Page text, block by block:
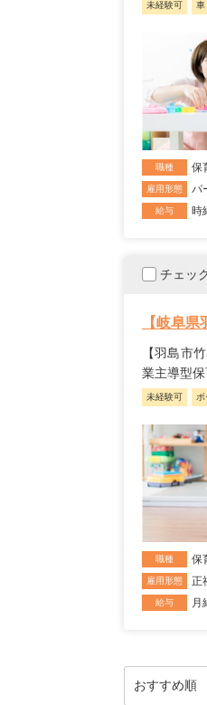
未経験可 車
職種 保
雇用形態 パ
給与 時
チェッ
【岐阜
【羽島市
業主導型
未経験可 ボ
職種 保
雇用形態 正
給与 月